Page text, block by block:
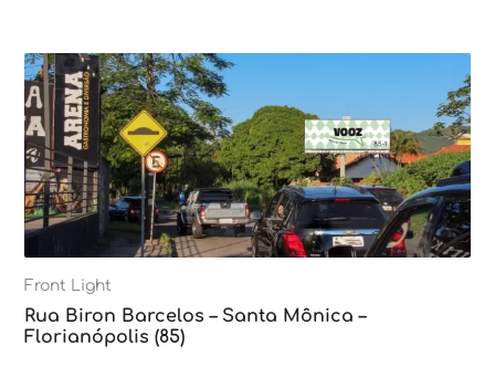
Front Light
Rua Biron Barcelos – Santa Mônica –
Florianópolis (85)